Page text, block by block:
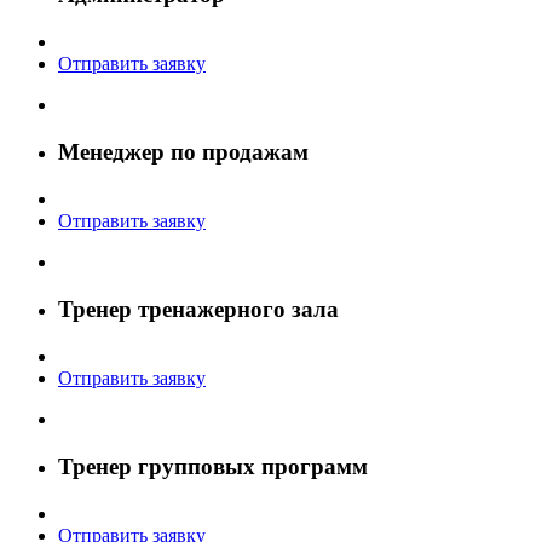
Отправить заявку
Менеджер по продажам
Отправить заявку
Тренер тренажерного зала
Отправить заявку
Тренер групповых программ
Отправить заявку